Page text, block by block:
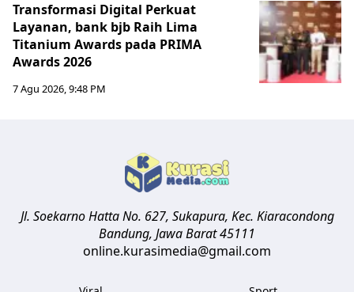
Transformasi Digital Perkuat
Layanan, bank bjb Raih Lima
Titanium Awards pada PRIMA
Awards 2026
7 Agu 2026, 9:48 PM
Jl. Soekarno Hatta No. 627, Sukapura, Kec. Kiaracondong
Bandung, Jawa Barat45111
online.kurasimedia@gmail.com